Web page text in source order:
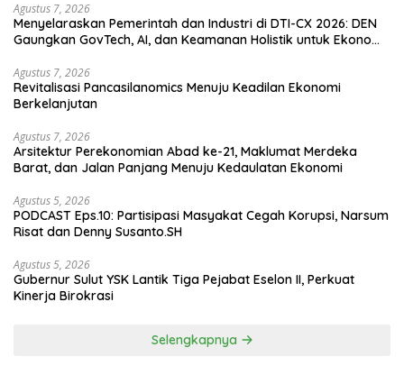
Agustus 7, 2026
Menyelaraskan Pemerintah dan Industri di DTI-CX 2026: DEN
Gaungkan GovTech, AI, dan Keamanan Holistik untuk Ekonomi
Agustus 7, 2026
Revitalisasi Pancasilanomics Menuju Keadilan Ekonomi
Berkelanjutan
Agustus 7, 2026
Arsitektur Perekonomian Abad ke-21, Maklumat Merdeka
Barat, dan Jalan Panjang Menuju Kedaulatan Ekonomi
Agustus 5, 2026
PODCAST Eps.10: Partisipasi Masyakat Cegah Korupsi, Narsum
Risat dan Denny Susanto.SH
Agustus 5, 2026
Gubernur Sulut YSK Lantik Tiga Pejabat Eselon II, Perkuat
Kinerja Birokrasi
Selengkapnya